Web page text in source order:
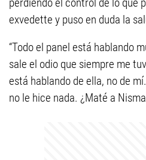
perdiendo el control de lo que
exvedette y puso en duda la
“Todo el panel está hablando
sale el odio que siempre me
está hablando de ella, no de
no le hice nada. ¿Maté a